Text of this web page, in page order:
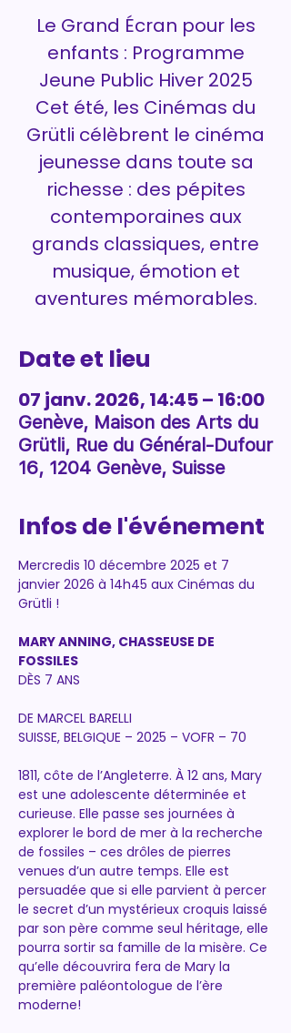
Le Grand Écran pour les
enfants : Programme
Jeune Public Hiver 2025
Cet été, les Cinémas du
Grütli célèbrent le cinéma
jeunesse dans toute sa
richesse : des pépites
contemporaines aux
grands classiques, entre
musique, émotion et
aventures mémorables.
Date et lieu
07 janv. 2026, 14:45 – 16:00
Genève, Maison des Arts du
Grütli, Rue du Général-Dufour
16, 1204 Genève, Suisse
Infos de l'événement
Mercredis 10 décembre 2025 et 7
janvier 2026 à 14h45 aux Cinémas du
Grütli !
MARY ANNING, CHASSEUSE DE
FOSSILES
DÈS 7 ANS
DE MARCEL BARELLI
SUISSE, BELGIQUE – 2025 – VOFR – 70
1811, côte de l’Angleterre. À 12 ans, Mary
est une adolescente déterminée et
curieuse. Elle passe ses journées à
explorer le bord de mer à la recherche
de fossiles – ces drôles de pierres
venues d’un autre temps. Elle est
persuadée que si elle parvient à percer
le secret d’un mystérieux croquis laissé
par son père comme seul héritage, elle
pourra sortir sa famille de la misère. Ce
qu’elle découvrira fera de Mary la
première paléontologue de l’ère
moderne!